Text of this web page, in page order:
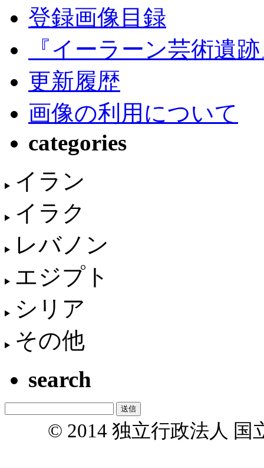
登録画像目録
『イーラーン芸術遺
更新履歴
画像の利用について
categories
イラン
イラク
レバノン
エジプト
シリア
その他
search
© 2014 独立行政法人 国